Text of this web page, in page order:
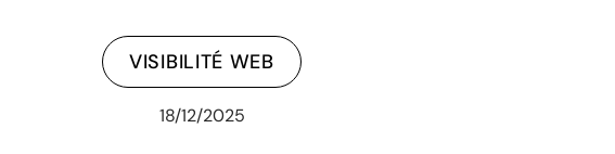
VISIBILITÉ WEB
18/12/2025